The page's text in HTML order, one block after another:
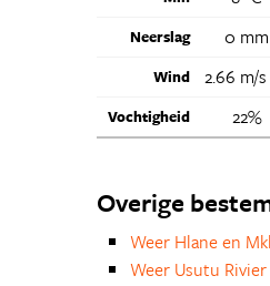
Neerslag 0 mm
Wind 2.66 m/s
Vochtigheid 22%
Overige
Weer Hlane en
Weer Usutu Rivier